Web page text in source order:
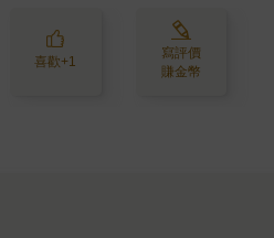
喜歡+1
寫評價
賺金幣